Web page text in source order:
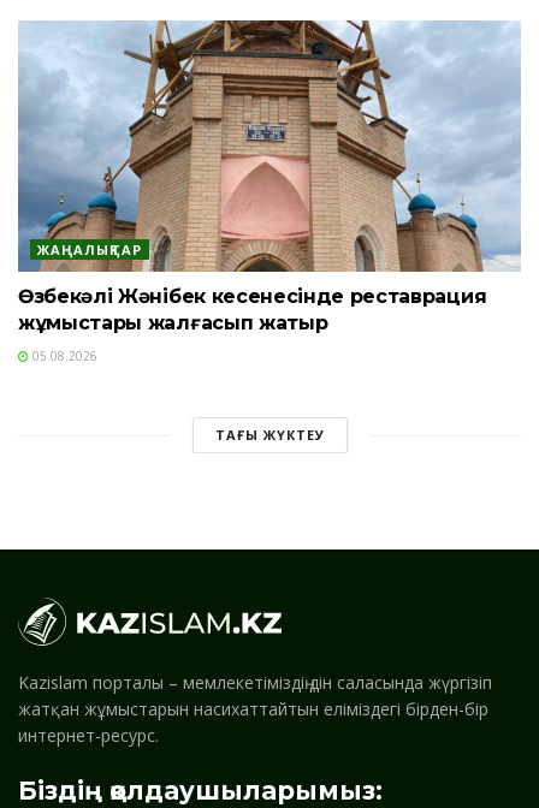
ЖАҢАЛЫҚТАР
Өзбекәлі Жәнібек кесенесінде реставрация
жұмыстары жалғасып жатыр
05.08.2026
ТАҒЫ ЖҮКТЕУ
Kazislam порталы – мемлекетіміздің дін саласында жүргізіп
жатқан жұмыстарын насихаттайтын еліміздегі бірден-бір
интернет-ресурс.
Біздің қолдаушыларымыз: